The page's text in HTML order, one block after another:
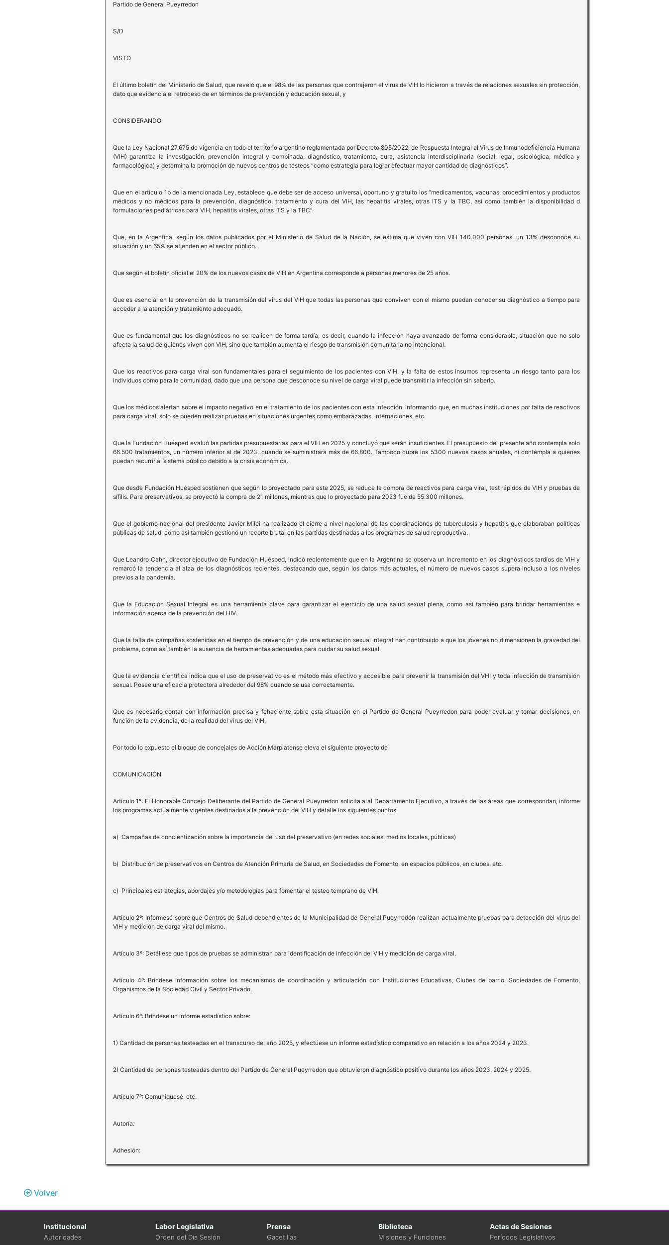
Partido de General Pueyrredon
S/D
VISTO
El último boletín del Ministerio de Salud, que reveló que el 98% de las personas que contrajeron el virus de VIH lo hicieron a través de relaciones sexuales sin protección,
dato que evidencia el retroceso de en términos de prevención y educación sexual, y
CONSIDERANDO
Que la Ley Nacional 27.675 de vigencia en todo el territorio argentino reglamentada por Decreto 805/2022, de Respuesta Integral al Virus de Inmunodeficiencia Humana
(VIH) garantiza la investigación, prevención integral y combinada, diagnóstico, tratamiento, cura, asistencia interdisciplinaria (social, legal, psicológica, médica y
farmacológica) y determina la promoción de nuevos centros de testeos “como estrategia para lograr efectuar mayor cantidad de diagnósticos”.
Que en el artículo 1b de la mencionada Ley, establece que debe ser de acceso universal, oportuno y gratuito los “medicamentos, vacunas, procedimientos y productos
médicos y no médicos para la prevención, diagnóstico, tratamiento y cura del VIH, las hepatitis virales, otras ITS y la TBC, así como también la disponibilidad d
formulaciones pediátricas para VIH, hepatitis virales, otras ITS y la TBC”.
Que, en la Argentina, según los datos publicados por el Ministerio de Salud de la Nación, se estima que viven con VIH 140.000 personas, un 13% desconoce su
situación y un 65% se atienden en el sector público.
Que según el boletín oficial el 20% de los nuevos casos de VIH en Argentina corresponde a personas menores de 25 años.
Que es esencial en la prevención de la transmisión del virus del VIH que todas las personas que conviven con el mismo puedan conocer su diagnóstico a tiempo para
acceder a la atención y tratamiento adecuado.
Que es fundamental que los diagnósticos no se realicen de forma tardía, es decir, cuando la infección haya avanzado de forma considerable, situación que no solo
afecta la salud de quienes viven con VIH, sino que también aumenta el riesgo de transmisión comunitaria no intencional.
Que los reactivos para carga viral son fundamentales para el seguimiento de los pacientes con VIH, y la falta de estos insumos representa un riesgo tanto para los
individuos como para la comunidad, dado que una persona que desconoce su nivel de carga viral puede transmitir la infección sin saberlo.
Que los médicos alertan sobre el impacto negativo en el tratamiento de los pacientes con esta infección, informando que, en muchas instituciones por falta de reactivos
para carga viral, solo se pueden realizar pruebas en situaciones urgentes como embarazadas, internaciones, etc.
Que la Fundación Huésped evaluó las partidas presupuestarias para el VIH en 2025 y concluyó que serán insuficientes. El presupuesto del presente año contempla solo
66.500 tratamientos, un número inferior al de 2023, cuando se suministrara más de 66.800. Tampoco cubre los 5300 nuevos casos anuales, ni contempla a quienes
puedan recurrir al sistema público debido a la crisis económica.
Que desde Fundación Huésped sostienen que según lo proyectado para este 2025, se reduce la compra de reactivos para carga viral, test rápidos de VIH y pruebas de
sífilis. Para preservativos, se proyectó la compra de 21 millones, mientras que lo proyectado para 2023 fue de 55.300 millones.
Que el gobierno nacional del presidente Javier Milei ha realizado el cierre a nivel nacional de las coordinaciones de tuberculosis y hepatitis que elaboraban políticas
públicas de salud, como así también gestionó un recorte brutal en las partidas destinadas a los programas de salud reproductiva.
Que Leandro Cahn, director ejecutivo de Fundación Huésped, indicó recientemente que en la Argentina se observa un incremento en los diagnósticos tardíos de VIH y
remarcó la tendencia al alza de los diagnósticos recientes, destacando que, según los datos más actuales, el número de nuevos casos supera incluso a los niveles
previos a la pandemia.
Que la Educación Sexual Integral es una herramienta clave para garantizar el ejercicio de una salud sexual plena, como así también para brindar herramientas e
información acerca de la prevención del HIV.
Que la falta de campañas sostenidas en el tiempo de prevención y de una educación sexual integral han contribuido a que los jóvenes no dimensionen la gravedad del
problema, como así también la ausencia de herramientas adecuadas para cuidar su salud sexual.
Que la evidencia científica indica que el uso de preservativo es el método más efectivo y accesible para prevenir la transmisión del VHI y toda infección de transmisión
sexual. Posee una eficacia protectora alrededor del 98% cuando se usa correctamente.
Que es necesario contar con información precisa y fehaciente sobre esta situación en el Partido de General Pueyrredon para poder evaluar y tomar decisiones, en
función de la evidencia, de la realidad del virus del VIH.
Por todo lo expuesto el bloque de concejales de Acción Marplatense eleva el siguiente proyecto de
COMUNICACIÓN
Artículo 1°: El Honorable Concejo Deliberante del Partido de General Pueyrredon solicita a al Departamento Ejecutivo, a través de las áreas que correspondan, informe
los programas actualmente vigentes destinados a la prevención del VIH y detalle los siguientes puntos:
a) Campañas de concientización sobre la importancia del uso del preservativo (en redes sociales, medios locales, públicas)
b) Distribución de preservativos en Centros de Atención Primaria de Salud, en Sociedades de Fomento, en espacios públicos, en clubes, etc.
c) Principales estrategias, abordajes y/o metodologías para fomentar el testeo temprano de VIH.
Artículo 2º: Informesé sobre que Centros de Salud dependientes de la Municipalidad de General Pueyrredón realizan actualmente pruebas para detección del virus del
VIH y medición de carga viral del mismo.
Artículo 3º: Detállese que tipos de pruebas se administran para identificación de infección del VIH y medición de carga viral.
Artículo 4º: Bríndese información sobre los mecanismos de coordinación y articulación con Instituciones Educativas, Clubes de barrio, Sociedades de Fomento,
Organismos de la Sociedad Civil y Sector Privado.
Artículo 6º: Bríndese un informe estadístico sobre:
1) Cantidad de personas testeadas en el transcurso del año 2025, y efectúese un informe estadístico comparativo en relación a los años 2024 y 2023.
2) Cantidad de personas testeadas dentro del Partido de General Pueyrredon que obtuvieron diagnóstico positivo durante los años 2023, 2024 y 2025.
Artículo 7°: Comuniquesé, etc.
Autoría:
Adhesión:
Volver
Institucional
Autoridades
Labor Legislativa
Orden del Día Sesión
Prensa
Gacetillas
Biblioteca
Misiones y Funciones
Actas de Sesiones
Períodos Legislativos